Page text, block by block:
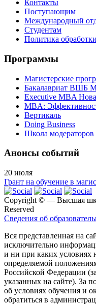
Контакты
Поступающим
Международный
Студентам
Политика
Программы
Магистерские
Бакалавриат ВШБ
Executive MBA
MBA:
Вертикаль
Doing Business
Школа модераторов
Анонсы событий
20 июля
Грант на обучение в
Copyright © — Высшая
Reserved
Сведения об
Вся представленная на
исключительно
и ни при каких условиях
определяемой
Российской Федерации
указанных на сайте). За
об условиях обучения и
обратиться в